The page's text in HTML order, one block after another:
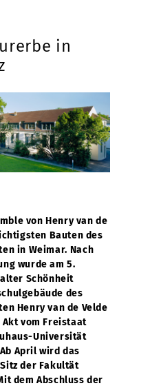
in
von Henry van de
Bauten des
in Weimar. Nach
wurde am 5.
Schönheit
des
Henry van de Velde
vom Freistaat
Universität
April wird das
der Fakultät
dem Abschluss der